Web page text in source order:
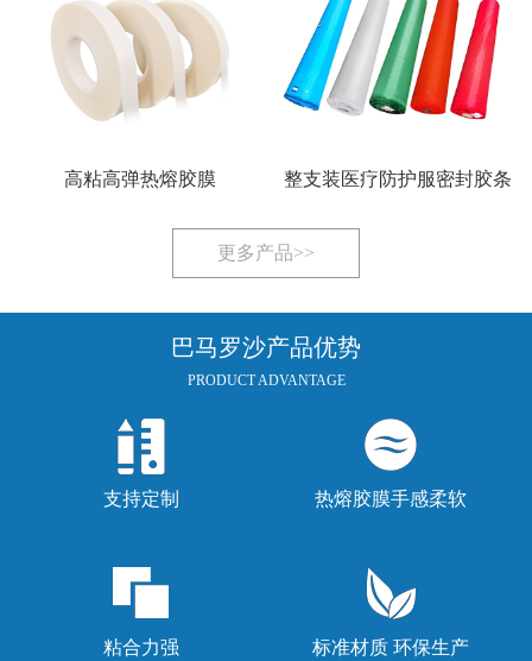
高粘高弹热熔胶膜 整支装医疗防护服密封胶条
更多产品>>
巴马罗沙产品优势
PRODUCT ADVANTAGE
支持定制 热熔胶膜手感柔软
粘合力强 标准材质 环保生产